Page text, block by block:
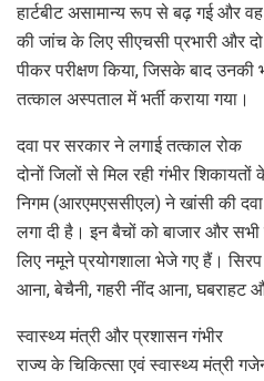
हार्टबीट असामान्य रूप से बढ़ गई और
की जांच के लिए सीएचसी प्रभारी और
पीकर परीक्षण किया, जिसके बाद
तत्काल अस्पताल में भर्ती कराया गया।
दवा पर सरकार ने लगाई तत्काल रोक
दोनों जिलों से मिल रही गंभीर
निगम (आरएमएससीएल) ने खांसी की
लगा दी है। इन बैचों को बाजार और
लिए नमूने प्रयोगशाला भेजे गए हैं।
आना, बेचैनी, गहरी नींद आना,
स्वास्थ्य मंत्री और प्रशासन गंभीर
राज्य के चिकित्सा एवं स्वास्थ्य मंत्री